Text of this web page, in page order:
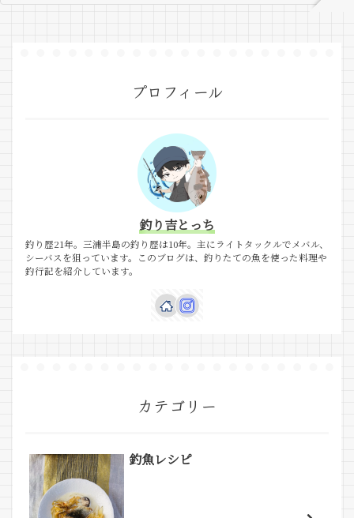
プロフィール
釣り吉とっち
釣り歴21年。三浦半島の釣り歴は10年。主にライトタックルでメバル、
シーバスを狙っています。このブログは、釣りたての魚を使った料理や
釣行記を紹介しています。
カテゴリー
釣魚レシピ